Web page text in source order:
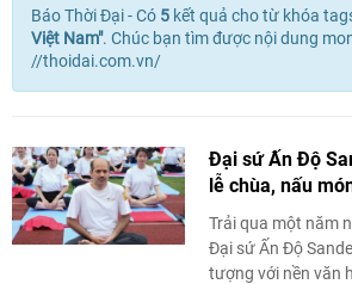
Báo Thời Đại - Có 5 kết quả chotừ khóa
Việt Nam". Chúc bạn tìm được nội dung
//thoidai.com.vn/
Đại sứ Ấn Độ
lễ chùa, nấu
Trải qua một năm
Đại sứ Ấn Độ
tượng với nền văn